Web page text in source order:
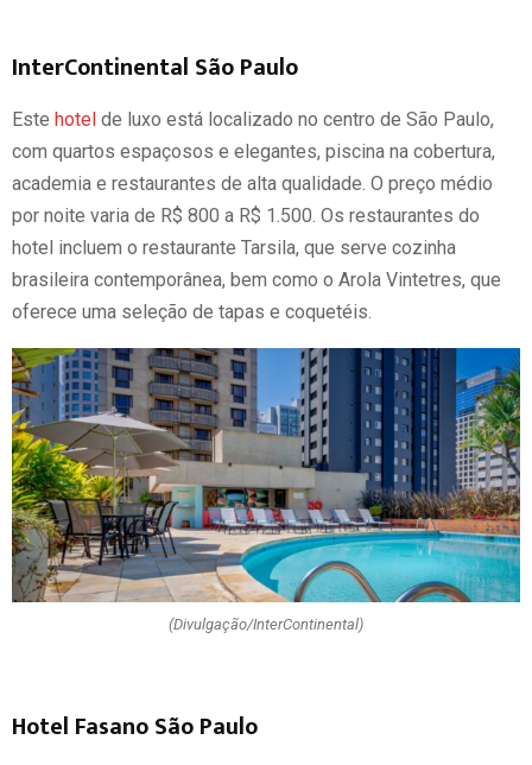
InterContinental São Paulo
Este hotel de luxo está localizado no centro de São Paulo,
com quartos espaçosos e elegantes, piscina na cobertura,
academia e restaurantes de alta qualidade. O preço médio
por noite varia de R$ 800 a R$ 1.500. Os restaurantes do
hotel incluem o restaurante Tarsila, que serve cozinha
brasileira contemporânea, bem como o Arola Vintetres, que
oferece uma seleção de tapas e coquetéis.
(Divulgação/InterContinental)
Hotel Fasano São Paulo